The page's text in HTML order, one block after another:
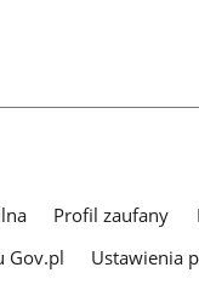
Profil zaufany
Gov.pl
Ustawienia